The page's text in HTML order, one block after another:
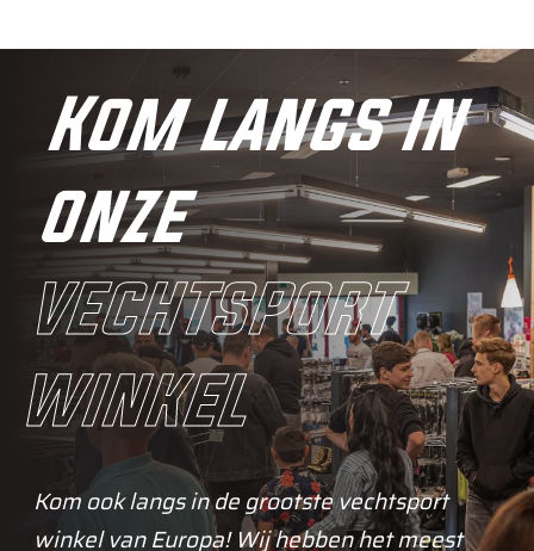
Kom langs in
onze
vechtsport
winkel
Kom ook langs in de grootste vechtsport
winkel van Europa! Wij hebben het meest